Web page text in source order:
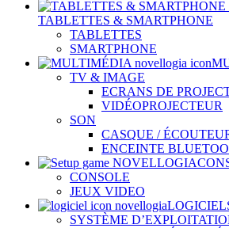
TABLETTES & SMARTPHONE
TABLETTES
SMARTPHONE
TV & IMAGE
ECRANS DE
VIDÉOPROJECTEUR
SON
CASQUE /
ENCEINTE
CONSOLE
JEUX VIDEO
SYSTÈME